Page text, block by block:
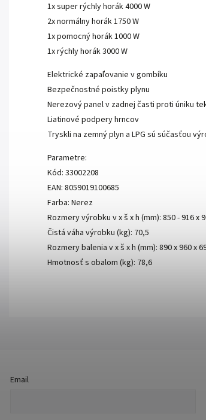
1x super rýchly horák 4000 W
2x normálny horák 1750 W
1x pomocný horák 1000 W
1x rýchly horák 3000 W
Elektrické zapaľovanie v gombíku
Bezpečnostné poistky plynu
Nerezový panel v zadnej časti proti úniku
Liatinové podpery hrncov
Tryskli na zemný plyn a LPG sú súčasťou
Parametre:
Kód: 33002208
EAN: 8059019100685
Farba: Nerez
Rozmery výrobku v x š x h (mm): 850 - 916 x
Čistá váha výrobku (kg): 70,5
Rozmery balenia v x š x h (mm): 890 x 960 x
Hmotnosť s obalom (kg): 78,6
Email